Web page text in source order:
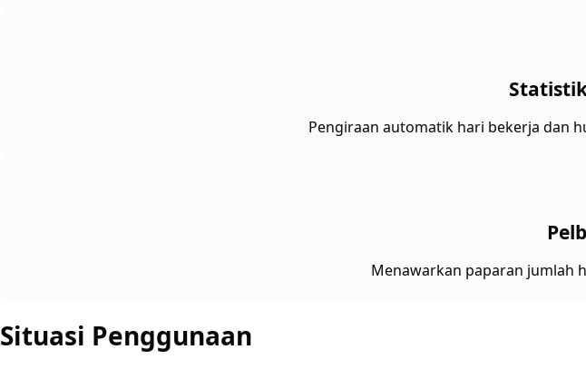
Pengiraan automatik hari bekerja dan
Menawarkan paparan jumlah
Situasi Penggunaan